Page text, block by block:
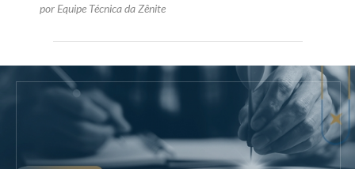
por Equipe Técnica da Zênite